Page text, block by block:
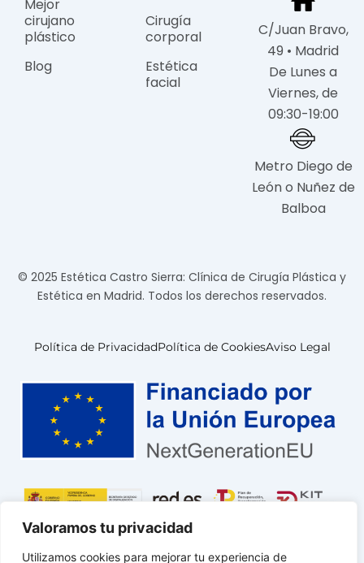
Valoramos tu privacidad
Utilizamos cookies para mejorar tu experiencia de
Mejor
cirujano
plástico
Blog
Cirugía
corporal
Estética
facial
C/Juan Bravo,
49 • Madrid
De Lunes a
Viernes, de
09:30-19:00
Metro Diego de
León o Nuñez de
Balboa
© 2025 Estética Castro Sierra: Clínica de Cirugía Plástica y
Estética en Madrid. Todos los derechos reservados.
Política de PrivacidadPolítica de CookiesAviso Legal